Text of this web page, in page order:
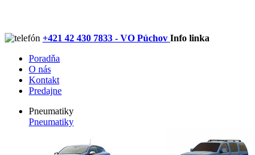
+421 42 430 7833 - VO Púchov Info linka
Poradňa
O nás
Kontakt
Predajne
Pneumatiky
Pneumatiky